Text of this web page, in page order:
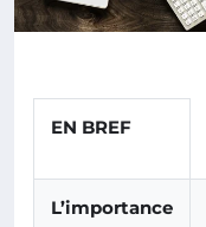
EN BREF
L’importance